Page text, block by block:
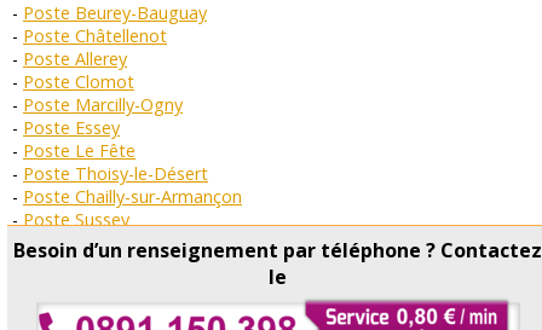
Besoin d’un renseignement par téléphone ? Contactez
le
Poste Beurey-Bauguay
Poste Châtellenot
Poste Allerey
Poste Clomot
Poste Marcilly-Ogny
Poste Essey
Poste Le Fête
Poste Thoisy-le-Désert
Poste Chailly-sur-Armançon
Poste Sussey
Poste Jouey
Copyright © Horaire Poste 2026 Tous droits réservés -Contact